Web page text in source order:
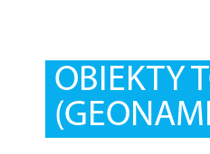
OBIEKTY